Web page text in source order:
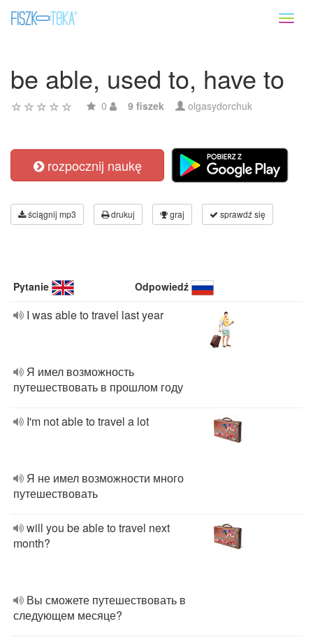
be able, used to, have to
0 9 fiszek olgasydorchuk
rozpocznij naukę
ściągnij mp3 drukuj graj sprawdź się
Pytanie Odpowiedź
I was able to travel last year
Я имел возможность
путешествовать в прошлом году
I'm not able to travel a lot
Я не имел возможности много
путешествовать
will you be able to travel next
month?
Вы сможете путешествовать в
следующем месяце?